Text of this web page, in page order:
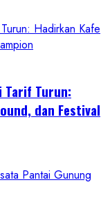
Hadirkan Kafe
Tarif Turun:
dan Festival
Pantai Gunung